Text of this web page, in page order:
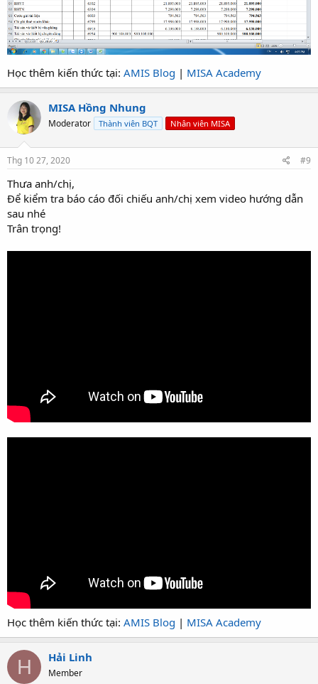
Học thêm kiến thức tại: AMIS Blog | MISA Academy
MISA Hồng Nhung
Moderator Thành viên BQT Nhân viên MISA
Thg 10 27, 2020 #9
Thưa anh/chị,
Để kiểm tra báo cáo đối chiếu anh/chị xem video hướng dẫn
sau nhé
Trân trọng!
Học thêm kiến thức tại: AMIS Blog | MISA Academy
H Hải Linh
Member